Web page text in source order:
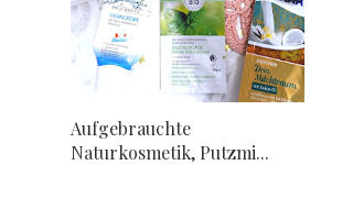
Aufgebrauchte
Naturkosmetik, Putzmi...